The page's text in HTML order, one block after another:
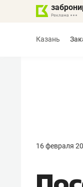
Казань
16 февраля